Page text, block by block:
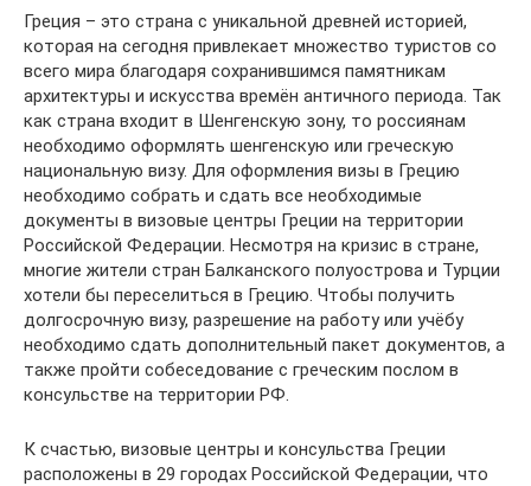
Греция – это страна с уникальной древней историей,
которая на сегодня привлекает множество туристов со
всего мира благодаря сохранившимся памятникам
архитектуры и искусства времён античного периода. Так
как страна входит в Шенгенскую зону, то россиянам
необходимо оформлять шенгенскую или греческую
национальную визу. Для оформления визы в Грецию
необходимо собрать и сдать все необходимые
документы в визовые центры Греции на территории
Российской Федерации. Несмотря на кризис в стране,
многие жители стран Балканского полуострова и Турции
хотели бы переселиться в Грецию. Чтобы получить
долгосрочную визу, разрешение на работу или учёбу
необходимо сдать дополнительный пакет документов, а
также пройти собеседование с греческим послом в
консульстве на территории РФ.
К счастью, визовые центры и консульства Греции
расположены в 29 городах Российской Федерации, что